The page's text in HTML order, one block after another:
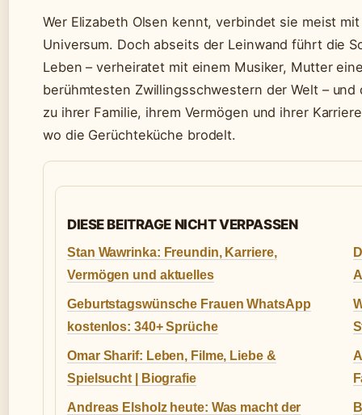
Wer Elizabeth Olsen kennt, verbindet sie meist
Universum. Doch abseits der Leinwand führt die
Leben – verheiratet mit einem Musiker, Mutter
berühmtesten Zwillingsschwestern der Welt –
zu ihrer Familie, ihrem Vermögen und ihrer
wo die Gerüchteküche brodelt.
DIESE BEITRAGE NICHT VERPASSEN
Stan Wawrinka: Freundin, Karriere,
Vermögen und aktuelles
Geburtstagswünsche Frauen WhatsApp
kostenlos: 340+ Sprüche
Omar Sharif: Leben, Filme, Liebe &
Spielsucht | Biografie
Andreas Elsholz heute: Was macht der